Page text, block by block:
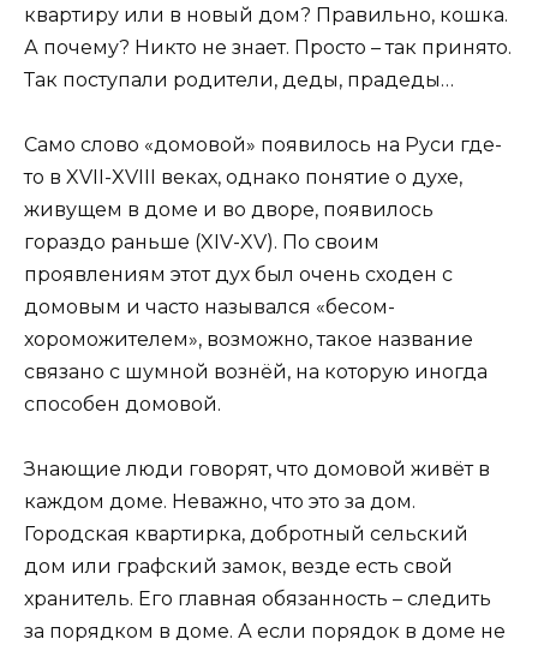
квартиру или в новый дом? Правильно, кошка.
А почему? Никто не знает. Просто – так принято.
Так поступали родители, деды, прадеды…
Само слово «домовой» появилось на Руси где-
то в XVII-XVIII веках, однако понятие о духе,
живущем в доме и во дворе, появилось
гораздо раньше (XIV-XV). По своим
проявлениям этот дух был очень сходен с
домовым и часто назывался «бесом-
хороможителем», возможно, такое название
связано с шумной вознёй, на которую иногда
способен домовой.
Знающие люди говорят, что домовой живёт в
каждом доме. Неважно, что это за дом.
Городская квартирка, добротный сельский
дом или графский замок, везде есть свой
хранитель. Его главная обязанность – следить
за порядком в доме. А если порядок в доме не